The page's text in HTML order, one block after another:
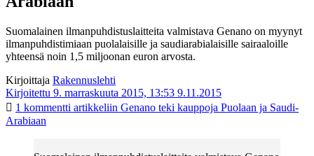
Suomalainen ilmanpuhdistuslaitteita valmistava Genano on myynyt
ilmanpuhdistimiaan puolalaisille ja saudiarabialaisille sairaaloille
yhteensä noin 1,5 miljoonan euron arvosta.
Kirjoittaja Rakennuslehti
Kirjoitettu 9. marraskuuta 2015, 13:53 9.11.2015
1 kommentti artikkeliin Genano teki kauppoja Puolaan ja Saudi-
Arabiaan